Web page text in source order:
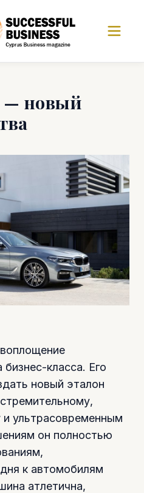
— новый
класса. Его
новый эталон
и ультрасовременным
он полностью
к автомобилям
атлетична,